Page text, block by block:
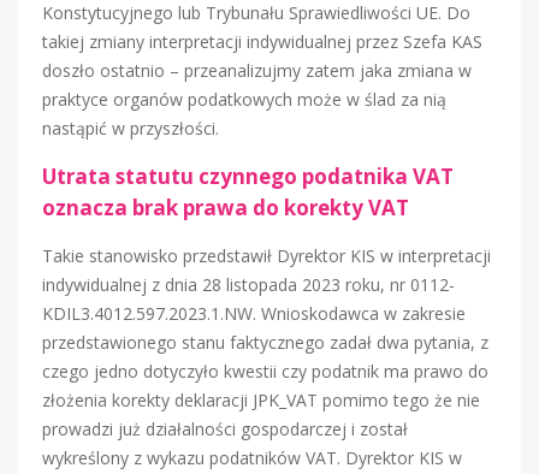
Konstytucyjnego lub Trybunału Sprawiedliwości UE. Do
takiej zmiany interpretacji indywidualnej przez Szefa KAS
doszło ostatnio – przeanalizujmy zatem jaka zmiana w
praktyce organów podatkowych może w ślad za nią
nastąpić w przyszłości.
Utrata statutu czynnego podatnika VAT
oznacza brak prawa do korekty VAT
Takie stanowisko przedstawił Dyrektor KIS w interpretacji
indywidualnej z dnia 28 listopada 2023 roku, nr 0112-
KDIL3.4012.597.2023.1.NW. Wnioskodawca w zakresie
przedstawionego stanu faktycznego zadał dwa pytania, z
czego jedno dotyczyło kwestii czy podatnik ma prawo do
złożenia korekty deklaracji JPK_VAT pomimo tego że nie
prowadzi już działalności gospodarczej i został
wykreślony z wykazu podatników VAT. Dyrektor KIS w